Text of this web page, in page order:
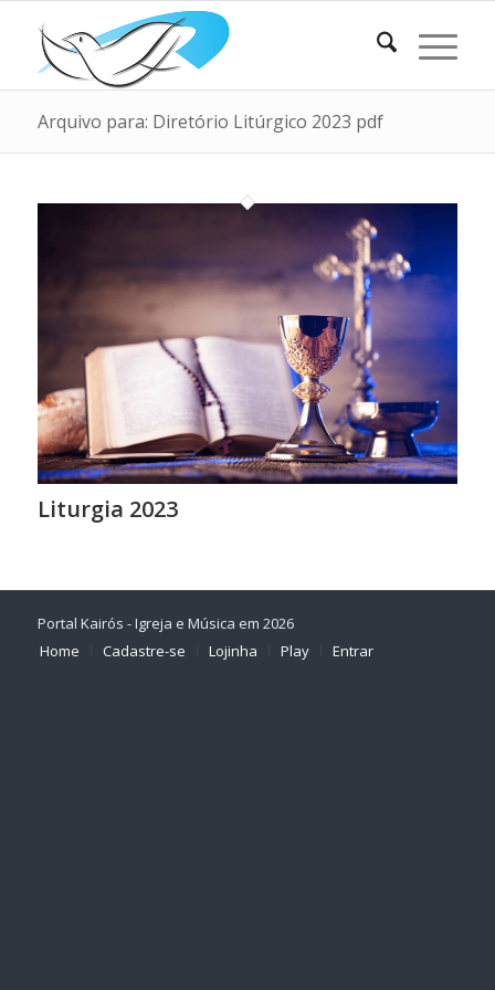
Arquivo para: Diretório Litúrgico 2023 pdf
Liturgia 2023
Portal Kairós - Igreja e Música em 2026
Home
Cadastre-se Lojinha Play Entrar